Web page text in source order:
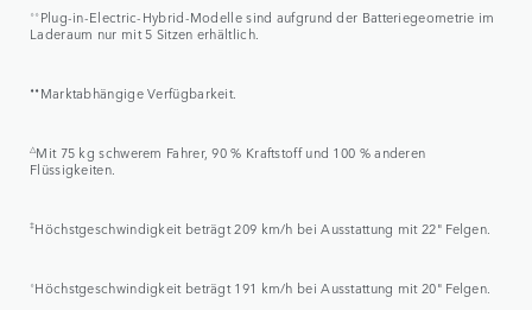
⬨⬨ Plug-in-Electric-Hybrid-Modelle sind aufgrund der Batteriegeometrie im
Laderaum nur mit 5 Sitzen erhältlich.
⬧⬧ Marktabhängige Verfügbarkeit.
△Mit 75 kg schwerem Fahrer, 90 % Kraftstoff und 100 % anderen
Flüssigkeiten.
‡Höchstgeschwindigkeit beträgt 209 km/h bei Ausstattung mit 22" Felgen.
⬨Höchstgeschwindigkeit beträgt 191 km/h bei Ausstattung mit 20" Felgen.